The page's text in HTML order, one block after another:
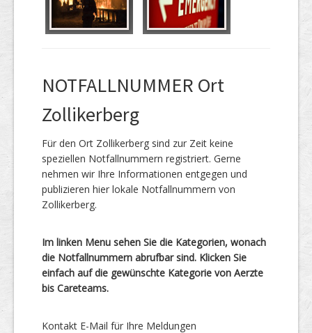
NOTFALLNUMMER Ort
Zollikerberg
Für den Ort Zollikerberg sind zur Zeit keine
speziellen Notfallnummern registriert. Gerne
nehmen wir Ihre Informationen entgegen und
publizieren hier lokale Notfallnummern von
Zollikerberg.
Im linken Menu sehen Sie die Kategorien, wonach
die Notfallnummern abrufbar sind. Klicken Sie
einfach auf die gewünschte Kategorie von Aerzte
bis Careteams.
Kontakt E-Mail für Ihre Meldungen